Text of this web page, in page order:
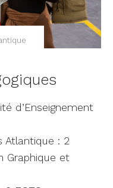
d’Enseignement
Atlantique : 2
Graphique et